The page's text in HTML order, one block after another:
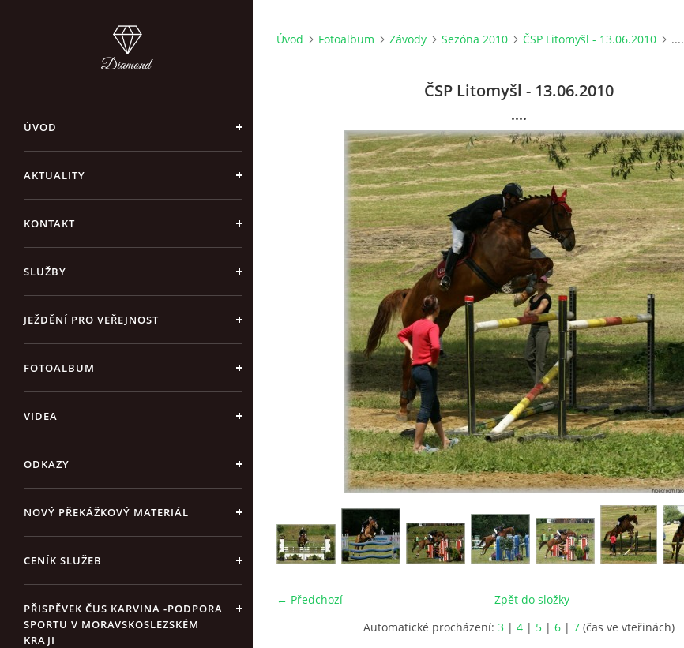
ÚVOD
AKTUALITY
KONTAKT
SLUŽBY
JEŽDĚNÍ PRO VEŘEJNOST
FOTOALBUM
VIDEA
ODKAZY
NOVÝ PŘEKÁŽKOVÝ MATERIÁL
CENÍK SLUŽEB
PŘISPĚVEK ČUS KARVINA -PODPORA
SPORTU V MORAVSKOSLEZSKÉM
KRAJI
Úvod Fotoalbum Závody Sezóna 2010 ČSP Litomyšl - 13.06.2010 ....
ČSP Litomyšl - 13.06.2010
....
← Předchozí
Zpět do složky
Automatické procházení: 3 | 4 | 5 | 6 | 7 (čas ve vteřinách)